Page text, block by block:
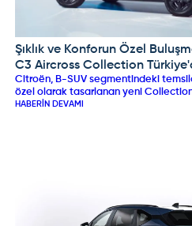
CITROEN
Şıklık ve Konforun Özel
C3 Aircross Collection
Citroën, B-SUV segmentindeki
özel olarak tasarlanan yeni
sundu. Dış tasarımındaki kırmızı
HABERIN DEVAMI